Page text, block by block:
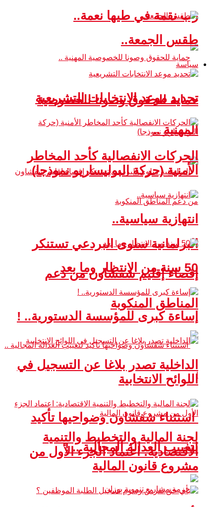
رب نقمة في طيها نعمة..
حماية للحقوق وصونا للخصوصية
المهنية ..
البرلمانية سلوى البردعي تستنكر
إقصاء إقليم شفشاون من دعم
المناطق المنكوبة
استثناء شفشاون وضواحيها تأكيد
لتغييب العدالة المجالية .. !
طقس الجمعة..
سياسة
تحديد موعد الانتخابات التشريعية
الحركات الانفصالية كأحد المخاطر
الأمنية (حركة البوليساريو نموذجا)
انتهازية سياسية..
50 سنة من الانتظار وما بعد
إساءة كبرى للمؤسسة الدستورية.. !
الداخلية تصدر بلاغا عن التسجيل في
اللوائح الانتخابية
لجنة المالية والتخطيط والتنمية
الاقتصادية: اعتماد الجزء الأول من
مشروع قانون المالية